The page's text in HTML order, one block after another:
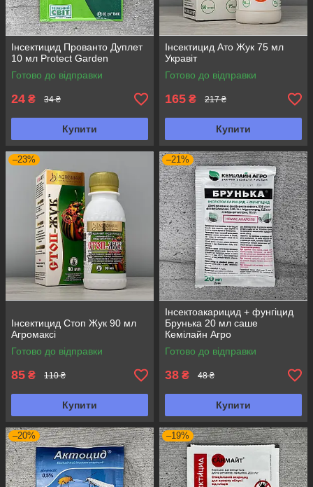
Інсектицид Прованто Дуплет
10 мл Protect Garden
Готово до відправки
24 ₴ 34 ₴
Купити
Інсектицид Ато Жук 75 мл
Укравіт
Готово до відправки
165 ₴ 217 ₴
Купити
–23%
Інсектицид Стоп Жук 90 мл
Агромаксі
Готово до відправки
85 ₴ 110 ₴
Купити
–21%
Інсектоакарицид + фунгіцид
Брунька 20 мл саше
Кемілайн Агро
Готово до відправки
38 ₴ 48 ₴
Купити
–20% –19%